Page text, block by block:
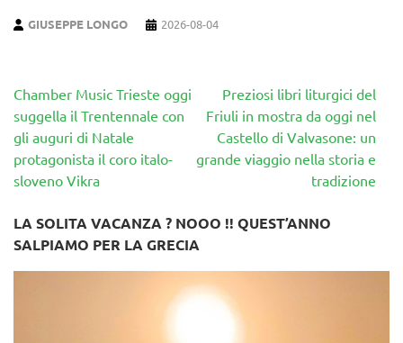
GIUSEPPE LONGO 2026-08-04
Navigazione
articoli
Chamber Music Trieste oggi
suggella il Trentennale con
gli auguri di Natale
protagonista il coro italo-
sloveno Vikra
Preziosi libri liturgici del
Friuli in mostra da oggi nel
Castello di Valvasone: un
grande viaggio nella storia e
tradizione
LA SOLITA VACANZA ? NOOO !! QUEST’ANNO
SALPIAMO PER LA GRECIA